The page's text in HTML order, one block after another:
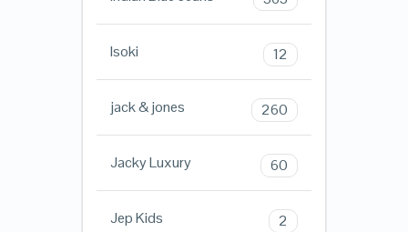
Isoki 12
jack & jones 260
Jacky Luxury 60
Jep Kids 2